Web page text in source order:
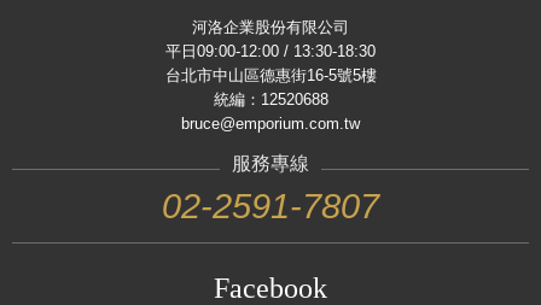
河洛企業股份有限公司
平日09:00-12:00 / 13:30-18:30
台北市中山區德惠街16-5號5樓
統編：12520688
bruce@emporium.com.tw
服務專線
02-2591-7807
Facebook